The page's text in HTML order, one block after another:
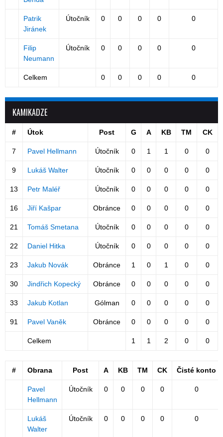
Patrik
Jiránek
Útočník 0 0 0 0 0
Filip
Neumann
Útočník 0 0 0 0 0
Celkem 0 0 0 0 0
KAMIKADZE
# Útok Post G A KB TM CK
7 Pavel Hellmann Útočník 0 1 1 0 0
9 Lukáš Walter Útočník 0 0 0 0 0
13 Petr Maléř Útočník 0 0 0 0 0
16 Jiří Kašpar Obránce 0 0 0 0 0
21 Tomáš Smetana Útočník 0 0 0 0 0
22 Daniel Hitka Útočník 0 0 0 0 0
23 Jakub Novák Obránce 1 0 1 0 0
30 Jindřich Kopecký Obránce 0 0 0 0 0
33 Jakub Kotlan Gólman 0 0 0 0 0
91 Pavel Vaněk Obránce 0 0 0 0 0
Celkem 1 1 2 0 0
# Obrana Post A KB TM CK Čisté konto
Pavel
Hellmann
Útočník 0 0 0 0 0
Lukáš
Walter
Útočník 0 0 0 0 0